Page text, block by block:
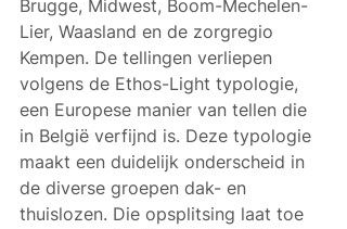
Brugge, Midwest, Boom-Mechelen-
Lier, Waasland en de zorgregio
Kempen. De tellingen verliepen
volgens de Ethos-Light typologie,
een Europese manier van tellen die
in België verfijnd is. Deze typologie
maakt een duidelijk onderscheid in
de diverse groepen dak- en
thuislozen. Die opsplitsing laat toe